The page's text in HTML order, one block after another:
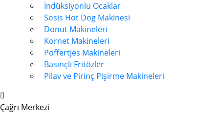
İndüksiyonlu Ocaklar
Sosis Hot Dog Makinesi
Donut Makineleri
Kornet Makineleri
Poffertjes Makineleri
Basınçlı Fritözler
Pilav ve Pirinç Pişirme Makineleri
Çağrı Merkezi